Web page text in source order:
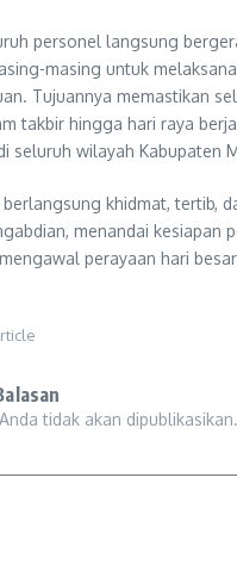
personel langsung
masing untuk
Tujuannya memastikan
takbir hingga hari raya
seluruh wilayah Kabupaten
khidmat, tertib,
menandai kesiapan
perayaan hari
tidak akan dipublikasikan.